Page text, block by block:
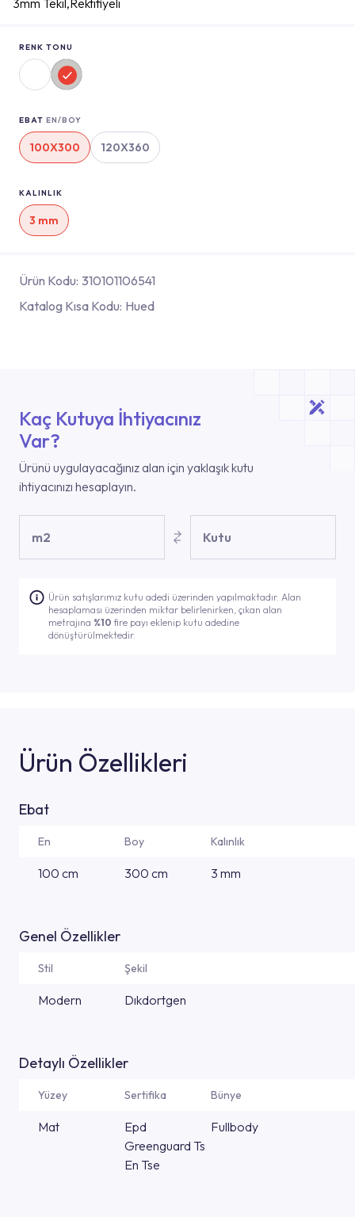
3mm Tekil,Rektifiyeli
RENK TONU
EBAT EN/BOY
100X300 120X360
KALINLIK
3 mm
Ürün Kodu: 310101106541
Katalog Kısa Kodu: Hued
Kaç Kutuya İhtiyacınız
Var?
Ürünü uygulayacağınız alan için yaklaşık kutu
ihtiyacınızı hesaplayın.
m2 Kutu
Ürün satışlarımız kutu adedi üzerinden yapılmaktadır. Alan
hesaplaması üzerinden miktar belirlenirken, çıkan alan
metrajına %10fire payı eklenip kutu adedine
dönüştürülmektedir.
Ürün Özellikleri
Ebat
En Boy Kalınlık
100 cm 300 cm 3 mm
Genel Özellikler
Stil Şekil
Modern Dıkdortgen
Detaylı Özellikler
Yüzey Sertifika Bünye
Mat
Epd
Greenguard Ts
En Tse
Fullbody